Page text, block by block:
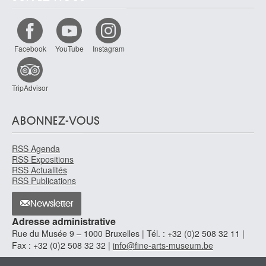
Ecole des Pays-Bas méridionaux
vers 1560 - 1570
Ecole des Pays-Bas méridionaux
XVIIe siècle ?
Ecole des Pays-Bas méridionaux
vers 1525
1551
fin XVIe siècle
Ecole des Pays-Bas méridionaux
deuxième quart XVIe siècle
Ecole des Pays-Bas méridionaux, Anvers
vers 1510-1520
Ecole des Pays-Bas méridionaux, Anvers
vers 1520
Ecole des Pays-Bas méridionaux, Anvers
Facebook YouTube Instagram
TripAdvisor
ABONNEZ-VOUS
RSS Agenda
RSS Expositions
RSS Actualités
RSS Publications
Newsletter
Adresse administrative
Rue du Musée 9 – 1000 Bruxelles | Tél. : +32 (0)2 508 32 11 |
Fax : +32 (0)2 508 32 32 | info@fine-arts-museum.be